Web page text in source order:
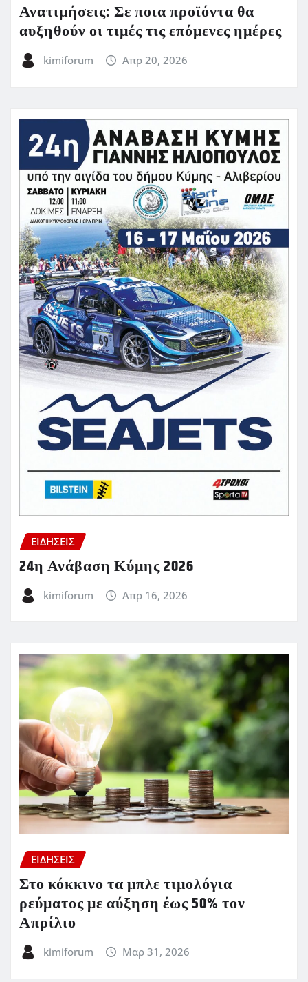
Ανατιμήσεις: Σε ποια προϊόντα θα
αυξηθούν οι τιμές τις επόμενες ημέρες
kimiforum Απρ 20, 2026
ΕΙΔΗΣΕΙΣ
24η Ανάβαση Κύμης 2026
kimiforum Απρ 16, 2026
ΕΙΔΗΣΕΙΣ
Στο κόκκινο τα μπλε τιμολόγια
ρεύματος με αύξηση έως 50% τον
Απρίλιο
kimiforum Μαρ 31, 2026